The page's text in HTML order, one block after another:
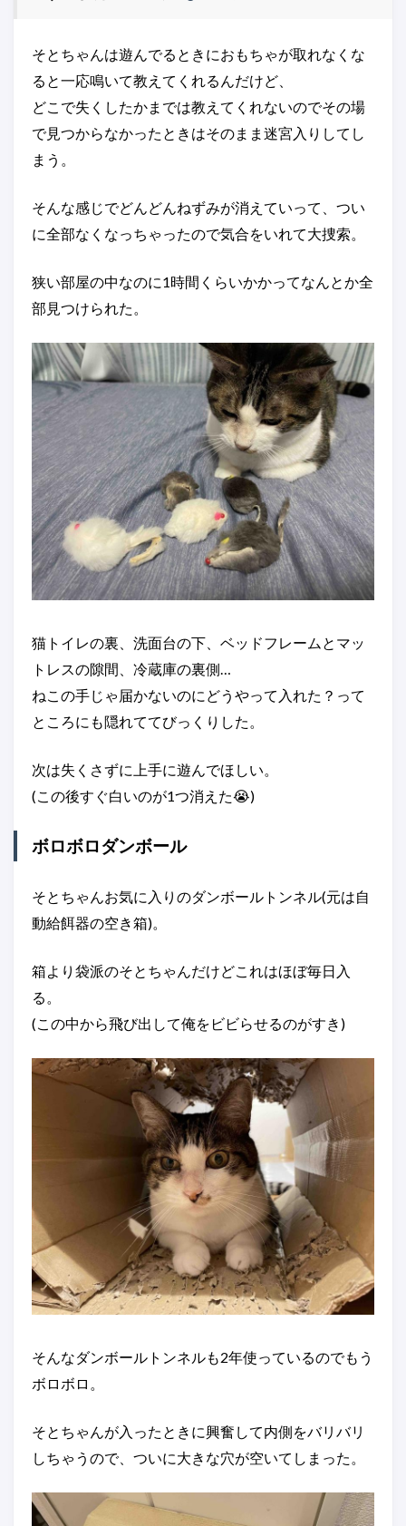
そとちゃんは遊んでるときにおもちゃが取れなくな
ると一応鳴いて教えてくれるんだけど、
どこで失くしたかまでは教えてくれないのでその場
で見つからなかったときはそのまま迷宮入りしてし
まう。
そんな感じでどんどんねずみが消えていって、つい
に全部なくなっちゃったので気合をいれて大捜索。
狭い部屋の中なのに1時間くらいかかってなんとか全
部見つけられた。
猫トイレの裏、洗面台の下、ベッドフレームとマッ
トレスの隙間、冷蔵庫の裏側…
ねこの手じゃ届かないのにどうやって入れた？って
ところにも隠れててびっくりした。
次は失くさずに上手に遊んでほしい。
(この後すぐ白いのが1つ消えた😭)
ボロボロダンボール
そとちゃんお気に入りのダンボールトンネル(元は自
動給餌器の空き箱)。
箱より袋派のそとちゃんだけどこれはほぼ毎日入
る。
(この中から飛び出して俺をビビらせるのがすき)
そんなダンボールトンネルも2年使っているのでもう
ボロボロ。
そとちゃんが入ったときに興奮して内側をバリバリ
しちゃうので、ついに大きな穴が空いてしまった。